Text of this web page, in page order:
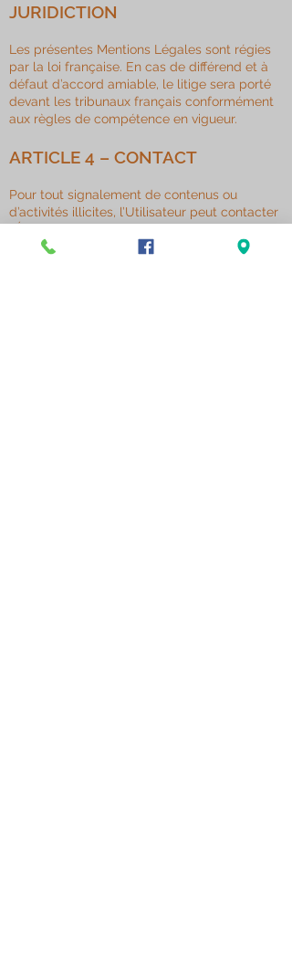
JURIDICTION
Les présentes Mentions Légales sont régies
par la loi française. En cas de différend et à
défaut d’accord amiable, le litige sera porté
devant les tribunaux français conformément
aux règles de compétence en vigueur.​
ARTICLE 4 – CONTACT
Pour tout signalement de contenus ou
d’activités illicites, l’Utilisateur peut contacter
marie.bils@orange.fr
ou par courrier